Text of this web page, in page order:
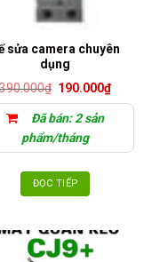
sửa camera chuyên
dụng
390.000₫ Giá
là:
390.000₫.
190.000₫Giá
Đã bán: 2 sản
phẩm/tháng
ĐỌC TIẾP